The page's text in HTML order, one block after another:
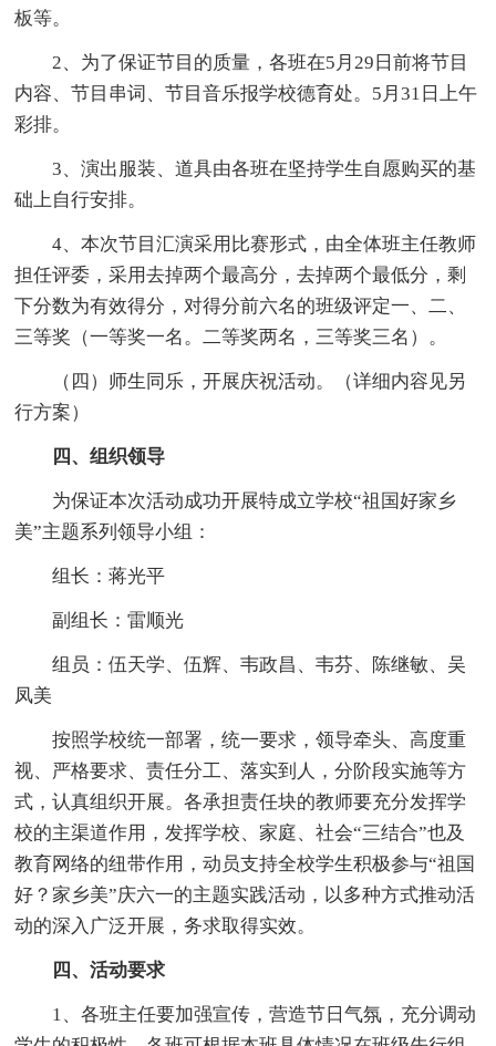
板等。
2、为了保证节目的质量，各班在5月29日前将节目
内容、节目串词、节目音乐报学校德育处。5月31日上午
彩排。
3、演出服装、道具由各班在坚持学生自愿购买的基
础上自行安排。
4、本次节目汇演采用比赛形式，由全体班主任教师
担任评委，采用去掉两个最高分，去掉两个最低分，剩
下分数为有效得分，对得分前六名的班级评定一、二、
三等奖（一等奖一名。二等奖两名，三等奖三名）。
（四）师生同乐，开展庆祝活动。（详细内容见另
行方案）
四、组织领导
为保证本次活动成功开展特成立学校“祖国好家乡
美”主题系列领导小组：
组长：蒋光平
副组长：雷顺光
组员：伍天学、伍辉、韦政昌、韦芬、陈继敏、吴
凤美
按照学校统一部署，统一要求，领导牵头、高度重
视、严格要求、责任分工、落实到人，分阶段实施等方
式，认真组织开展。各承担责任块的教师要充分发挥学
校的主渠道作用，发挥学校、家庭、社会“三结合”也及
教育网络的纽带作用，动员支持全校学生积极参与“祖国
好？家乡美”庆六一的主题实践活动，以多种方式推动活
动的深入广泛开展，务求取得实效。
四、活动要求
1、各班主任要加强宣传，营造节日气氛，充分调动